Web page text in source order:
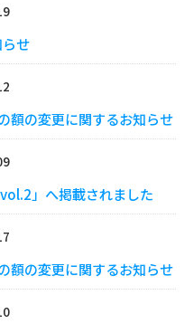
せ
額の変更に関するお知らせ
」へ掲載されました
額の変更に関するお知らせ